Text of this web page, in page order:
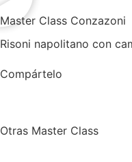
Master Class Conzazoni
Risoni napolitano con
Compártelo
Otras Master Class